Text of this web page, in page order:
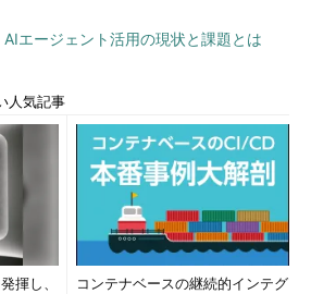
AIエージェント活用の現状と課題とは
人気記事
揮し、
コンテナベースの継続的インテグ